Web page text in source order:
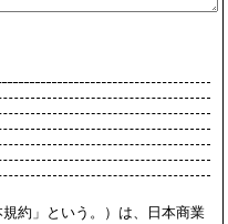
約」という。）は、日本商業